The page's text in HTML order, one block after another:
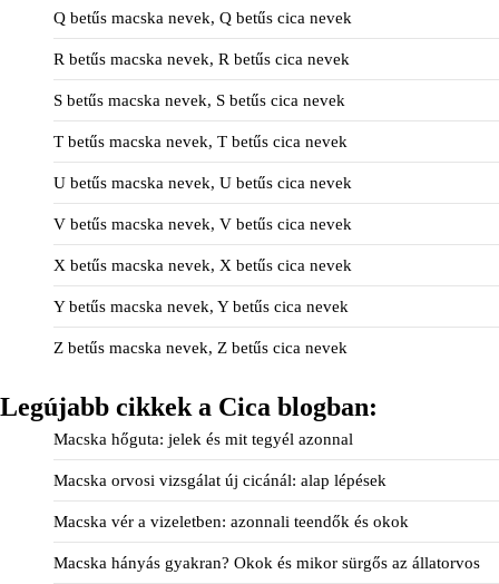
Q betűs macska nevek, Q betűs cica nevek
R betűs macska nevek, R betűs cica nevek
S betűs macska nevek, S betűs cica nevek
T betűs macska nevek, T betűs cica nevek
U betűs macska nevek, U betűs cica nevek
V betűs macska nevek, V betűs cica nevek
X betűs macska nevek, X betűs cica nevek
Y betűs macska nevek, Y betűs cica nevek
Z betűs macska nevek, Z betűs cica nevek
Legújabb cikkek a Cica blogban:
Macska hőguta: jelek és mit tegyél azonnal
Macska orvosi vizsgálat új cicánál: alap lépések
Macska vér a vizeletben: azonnali teendők és okok
Macska hányás gyakran? Okok és mikor sürgős az állatorvos